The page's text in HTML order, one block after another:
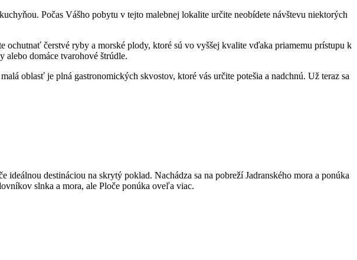
Počas Vášho pobytu v ⁢tejto malebnej lokalite⁣ určite‌ neobídete ‍návštevu niektorých
‌ochutnať čerstvé ryby ‍a morské ⁢plody, ktoré⁣ sú‍ vo vyššej kvalite vďaka priamemu⁤ prístupu k⁢
alebo domáce ‌tvarohové‌ štrúdle.
oblasť je plná gastronomických skvostov, ‍ktoré ‍vás určite ⁤potešia a⁤ nadchnú. Už ⁢teraz ​sa
destináciou na skrytý poklad. Nachádza ⁢sa na pobreží Jadranského mora a⁤ ponúka
slnka a mora, ale Ploče ponúka oveľa viac.